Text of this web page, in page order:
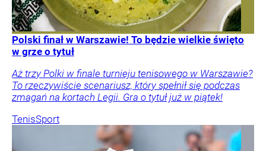
Polski finał w Warszawie! To będzie wielkie święto
w grze o tytuł
Aż trzy Polki w finale turnieju tenisowego w Warszawie?
To rzeczywiście scenariusz, który spełnił się podczas
zmagań na kortach Legii. Gra o tytuł już w piątek!
TenisSport